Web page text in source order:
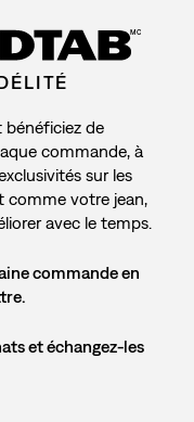
MC
bénéficiez de
commande, à
sur les
comme votre jean,
avec le temps.
commande en
et échangez-les